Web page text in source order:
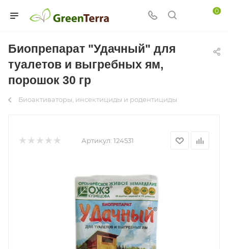
0
Биопрепарат "Удачный" для
туалетов и выгребных ям,
порошок 30 гр
Биоактиваторы, инсектициды и родентициды
Артикул: 124531